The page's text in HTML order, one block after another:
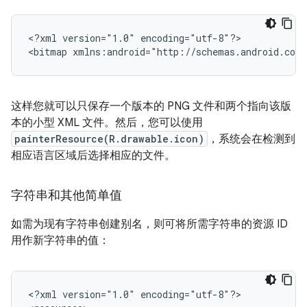
<?xml version="1.0"
encoding="utf-8"?>
<bitmap xmlns:android="http://
这样您就可以只保存一个版本的 PNG 文件和两个指向该版
本的小型 XML 文件。然后，您可以使用
painterResource(R.drawable.icon)
，系统会在检测到
相应语言区域后选择相应的文件。
字符串和其他简单值
如需为现有字符串创建别名，则可将所需字符串的资源 ID
用作新字符串的值：
<?xml version="1.0"
encoding="utf-8"?>